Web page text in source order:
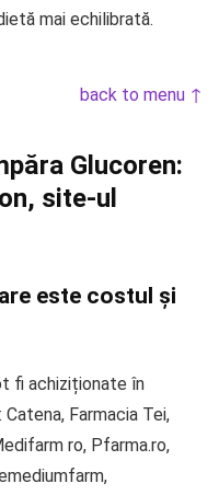
mai echilibrată.
back to menu ↑
Glucoren:
site-ul
este costul și
fi achiziționate în
Farmacia Tei,
ro, Pfarma.ro,